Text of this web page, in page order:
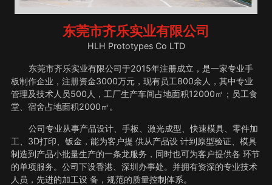
东莞市齐乐实业有限公司
HLH Prototypes Co LTD
东莞市齐乐实业有限公司于2015年注册成立，是一家专业手
板制作企业，注册资金3000万元，现有员工800余人，其中专业
管理及技术人员500人，工厂生产车间占地面积12000㎡；员工食
堂、宿舍占地面积2000㎡。
公司专业从事产品设计、手板、激光成型、快速模具、零件加
工、3D打印、钣金，能为客户提 供从产品设 计到原型验证、模具
制造到产品小批量生产的一条龙服务，同时也可为客户提供各 环节
的单项服务。公司下设香港、深圳办事处。并拥有资深的专业技术
人员，先进的加工设 备，规范的质量控制体系。